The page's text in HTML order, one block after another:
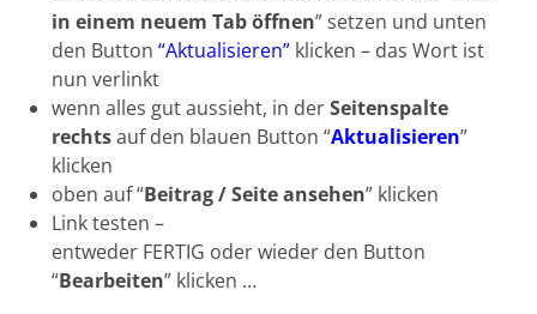
in einem neuem Tab öffnen” setzen und unten
den Button“Aktualisieren” klicken – das Wort ist
nun verlinkt
wenn alles gut aussieht, in derSeitenspalte
rechtsauf den blauen Button “Aktualisieren”
klicken
oben auf “Beitrag / Seite ansehen” klicken
Link testen –
entweder FERTIG oder wieder den Button
“Bearbeiten” klicken …